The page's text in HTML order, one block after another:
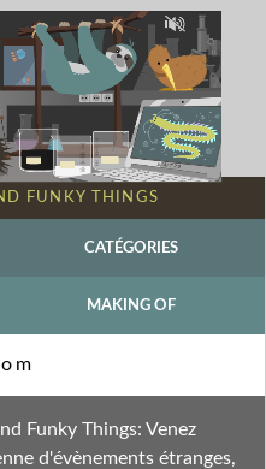
FUNKY THINGS
CATÉGORIES
MAKING OF
Funky Things: Venez
d'évènements étranges,